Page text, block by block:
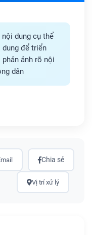
dung cụ thể
để triển
ảnh rõ nội
dân
Chia sẻ
Vị trí xử lý